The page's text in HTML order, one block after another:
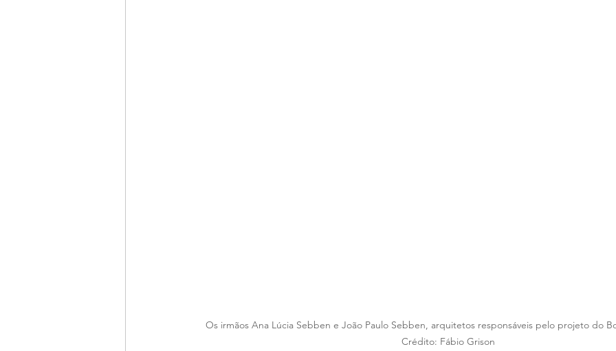
Os irmãos Ana Lúcia Sebben e João Paulo Sebben, arquitetos responsáveis pelo projeto do
Crédito: Fábio Grison